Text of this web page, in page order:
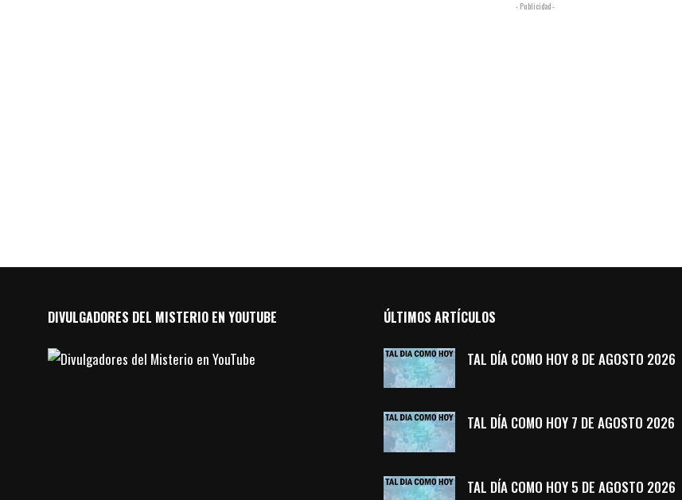
- Publicidad -
DIVULGADORES DEL MISTERIO EN YOUTUBE ÚLTIMOS ARTÍCULOS
TAL DÍA COMO HOY 8 DE AGOSTO 2026
TAL DÍA COMO HOY 7 DE AGOSTO 2026
TAL DÍA COMO HOY 5 DE AGOSTO 2026